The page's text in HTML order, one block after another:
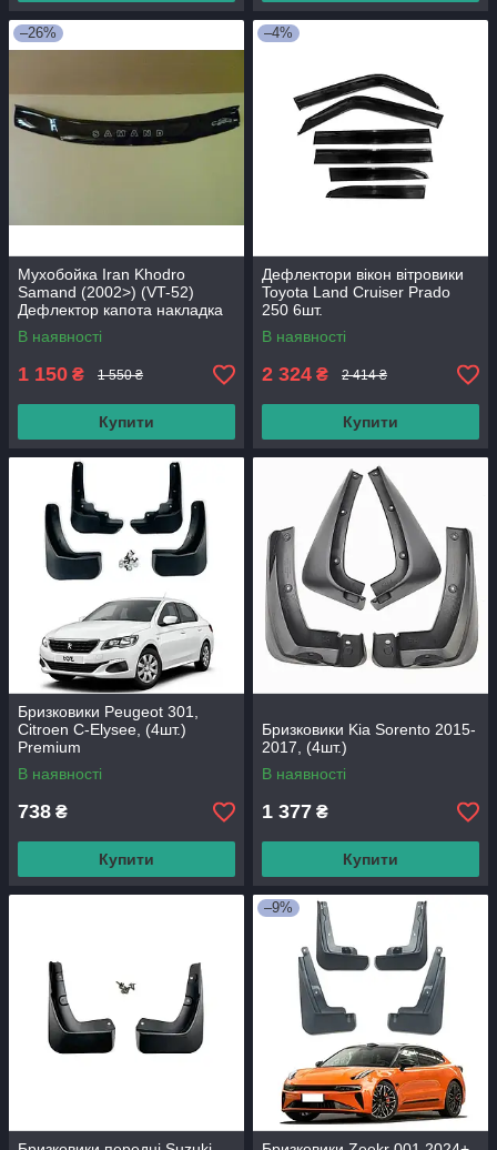
–26%
Мухобойка Iran Khodro
Samand (2002>) (VT-52)
Дефлектор капота накладка
В наявності
1 150 ₴ 1 550 ₴
Купити
–4%
Дефлектори вікон вітровики
Toyota Land Cruiser Prado
250 6шт.
В наявності
2 324 ₴ 2 414 ₴
Купити
Бризковики Peugeot 301,
Citroen C-Elysee, (4шт.)
Premium
В наявності
738 ₴
Купити
Бризковики Kia Sorento 2015-
2017, (4шт.)
В наявності
1 377 ₴
Купити
–9%